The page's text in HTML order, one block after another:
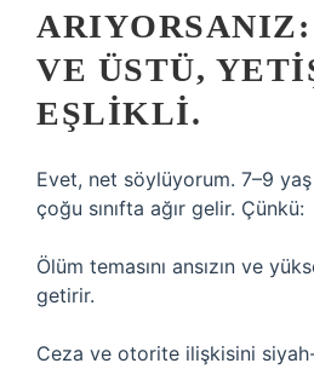
ARIYORSANIZ:
VE ÜSTÜ,
EŞLIKLI.
Evet, net söylüyorum. 7–9 yaş
çoğu sınıfta ağır gelir. Çünkü:
Ölüm temasını ansızın ve
getirir.
Ceza ve otorite ilişkisini